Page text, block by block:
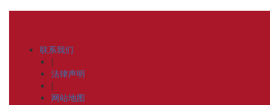
联系我们
|
法律声明
|
网站地图